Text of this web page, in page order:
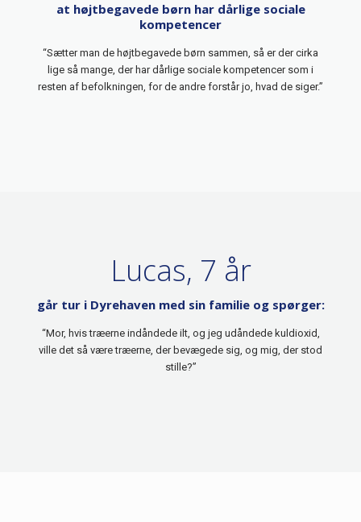
at højtbegavede børn har dårlige sociale
kompetencer
“Sætter man de højtbegavede børn sammen, så er der cirka
lige så mange, der har dårlige sociale kompetencer som i
resten af befolkningen, for de andre forstår jo, hvad de siger.”
Lucas, 7 år
går tur i Dyrehaven med sin familie og spørger:
“Mor, hvis træerne indåndede ilt, og jeg udåndede kuldioxid,
ville det så være træerne, der bevægede sig, og mig, der stod
stille?”